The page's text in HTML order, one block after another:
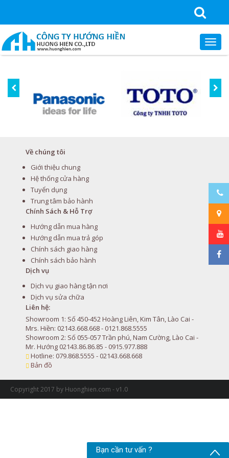
Về chúng tôi
Giới thiệu chung
Hệ thống cửa hàng
Tuyển dụng
Trung tâm bảo hành
Chính Sách & Hỗ Trợ
Hướng dẫn mua hàng
Hướng dẫn mua trả góp
Chính sách giao hàng
Chính sách bảo hành
Dịch vụ
Dịch vụ giao hàng tận nơi
Dịch vụ sửa chữa
Liên hệ:
Showroom 1: Số 450-452 Hoàng Liên, Kim Tân, Lào Cai -
Mrs. Hiền: 02143.668.668 - 0121.868.5555
Showroom 2: Số 055-057 Trần phú, Nam Cường, Lào Cai -
Mr. Hướng 02143.86.86.85 - 0915.977.888
Hotline: 079.868.5555 - 02143.668.668
Bản đồ
Copyright 2017 by Huonghien.com - v1.0
Bạn cần tư vấn ?